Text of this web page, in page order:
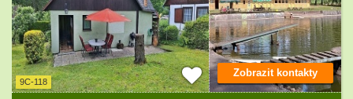
9C-118
Zobrazit kontakty